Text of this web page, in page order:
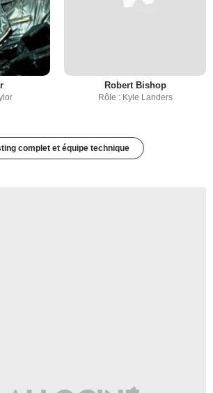
Robert Bishop
Rôle : Kyle Landers
complet et équipe technique